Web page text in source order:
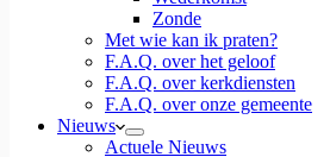
Zonde
Met wie kan ik praten?
F.A.Q. over het geloof
F.A.Q. over kerkdiensten
F.A.Q. over onze gemeente
Nieuws
Actuele Nieuws